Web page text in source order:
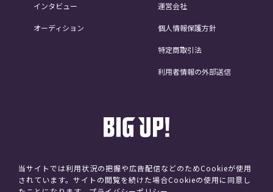
インタビュー
オーディション
運営会社
個人情報保護方針
特定商取引法
利用者情報の外部送信
当サイトでは利用状況の把握や広告配信などのためCookieが使用
されています。サイトの閲覧を続けた場合Cookieの使用に同意し